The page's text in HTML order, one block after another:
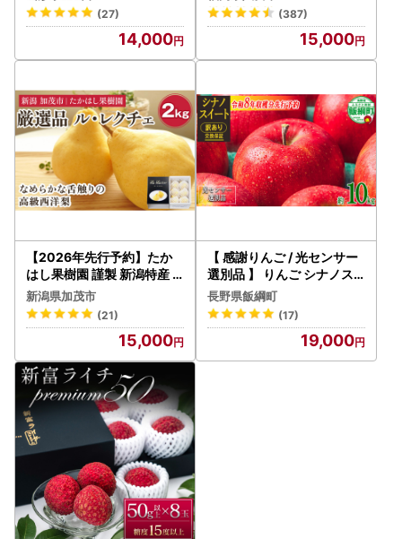
(27)
14,000
(387)
15,000
【2026年先行予約】たか
はし果樹園 謹製 新潟特産
幻の洋梨ル・レクチェ 厳選
品 約2kg 《11月下旬～順次
配送》
新潟県加茂市
(21)
15,000
【 感謝りんご / 光センサー
選別品 】 りんご シナノス
イート 訳あり 10kg （ 24玉
〜 50玉 ） 交換保証 ながの
農業協同組合 2026年10月
上旬頃から2026年11月上
旬頃まで順次発送予定 令和
長野県飯綱町
(17)
19,000